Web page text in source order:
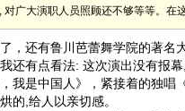
对广大演职人员照顾还不够等等。在
还有鲁川芭蕾舞学院的著名
还有点看法: 这次演出没有报
我是中国人》，紧接着的独唱
的,给人以亲切感。